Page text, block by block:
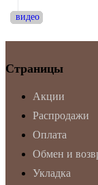
видео
видео
видео
видео
видео
Страницы
Акции
Распродажи
Оплата
Обмен и
Укладка